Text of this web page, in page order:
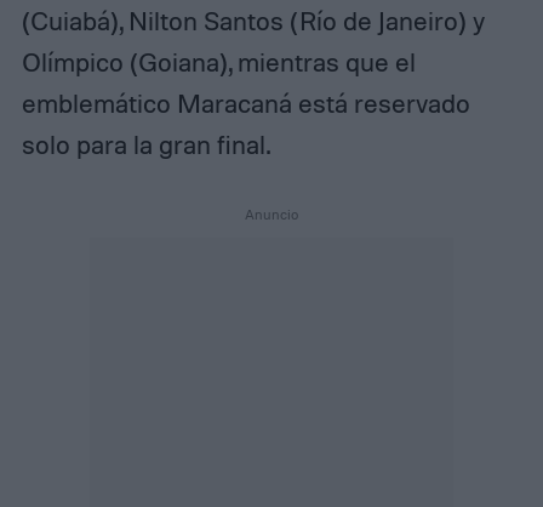
(Cuiabá), Nilton Santos (Río de Janeiro) y
Olímpico (Goiana), mientras que el
emblemático Maracaná está reservado
solo para la gran final.